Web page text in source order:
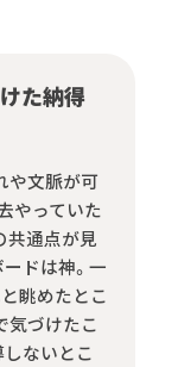
た納得
や文脈が可
やっていた
共通点が見
ドは神。一
眺めたとこ
気づけたこ
ないとこ